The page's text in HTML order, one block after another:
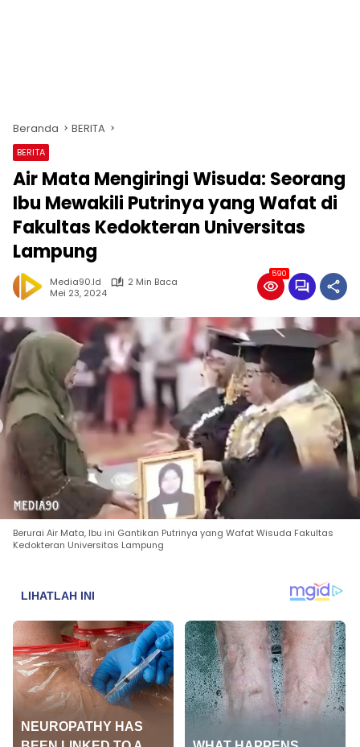
Beranda BERITA
BERITA
Air Mata Mengiringi Wisuda: Seorang
Ibu Mewakili Putrinya yang Wafat di
Fakultas Kedokteran Universitas
Lampung
Media90.id
2 Min Baca
Mei 23, 2024
590
Berurai Air Mata, Ibu ini Gantikan Putrinya yang Wafat Wisuda Fakultas
Kedokteran Universitas Lampung